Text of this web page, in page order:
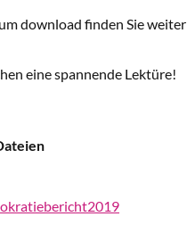
download finden Sie weiter
eine spannende Lektüre!